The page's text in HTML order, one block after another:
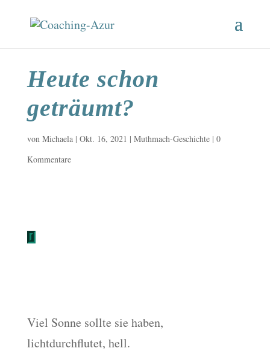
Heute schon
geträumt?
von Michaela| Okt. 16, 2021 | Muthmach-Geschichte| 0
Kommentare
Viel Sonne sollte sie haben,
lichtdurchflutet, hell.